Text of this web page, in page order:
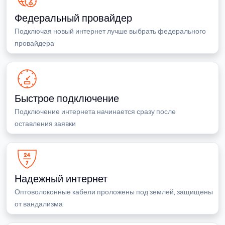
Федеральный провайдер
Подключая новый интернет лучше выбрать федерального
провайдера
Быстрое подключение
Подключение интернета начинается сразу после
оставления заявки
Надежный интернет
Оптоволоконные кабели проложены под землей, защищены
от вандализма